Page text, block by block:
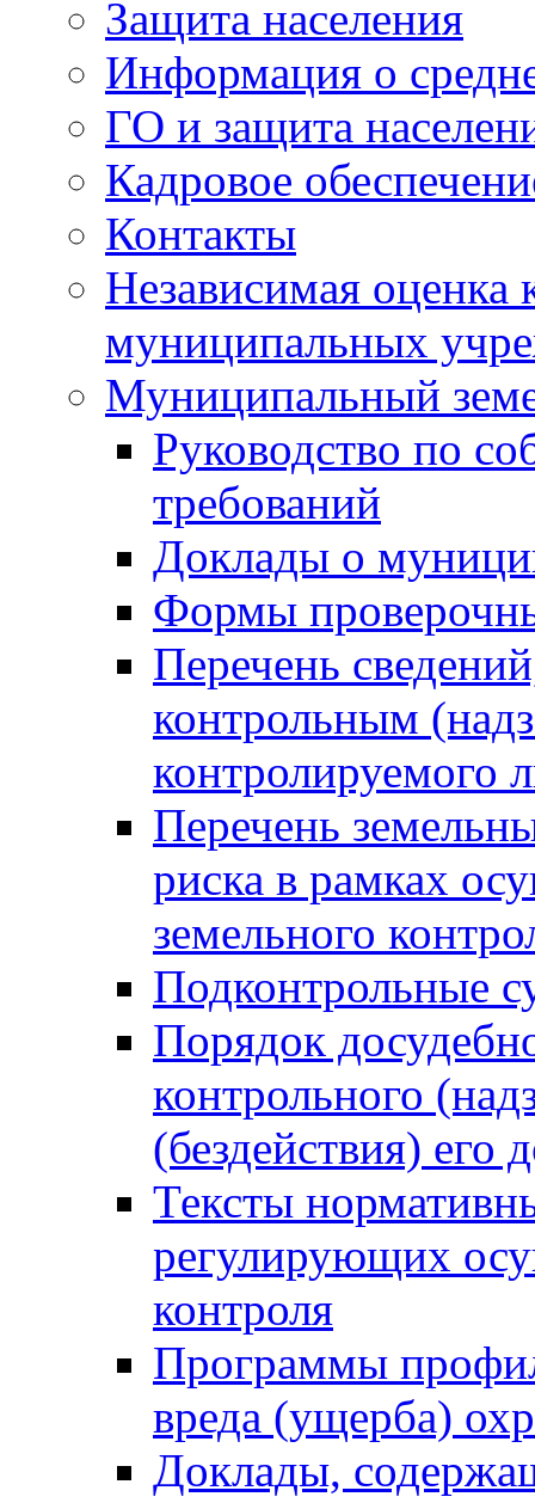
Защита населения
Информация о
ГО и защита
Кадровое
Контакты
Независимая оценка
муниципальных
Муниципальный
Руководство по
требований
Доклады о
Формы
Перечень
контрольным
контролируемого
Перечень
риска в рамках
земельного
Подконтрольные
Порядок
контрольного
(бездействия)
Тексты
регулирующих
контроля
Программы
вреда (ущерба)
Доклады,